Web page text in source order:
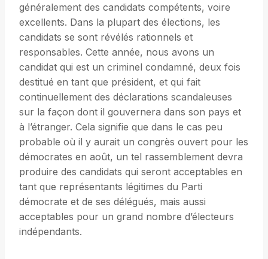
généralement des candidats compétents, voire
excellents. Dans la plupart des élections, les
candidats se sont révélés rationnels et
responsables. Cette année, nous avons un
candidat qui est un criminel condamné, deux fois
destitué en tant que président, et qui fait
continuellement des déclarations scandaleuses
sur la façon dont il gouvernera dans son pays et
à l’étranger. Cela signifie que dans le cas peu
probable où il y aurait un congrès ouvert pour les
démocrates en août, un tel rassemblement devra
produire des candidats qui seront acceptables en
tant que représentants légitimes du Parti
démocrate et de ses délégués, mais aussi
acceptables pour un grand nombre d’électeurs
indépendants.